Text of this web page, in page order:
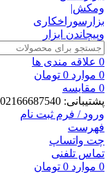
0 علاقه مندی ها
0 موارد 0 تومان
0 مقایسه
پشتیبانی: 02166687540همراه: 09123497831
ورود / فرم ثبت نام
فهرست
چت واتساپ
تماس تلفنی
0 موارد 0 تومان